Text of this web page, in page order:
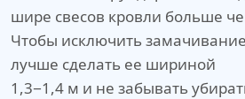
шире свесов кровли больше
Чтобы исключить
лучше сделать ее шириной
1,3−1,4 м и не забывать